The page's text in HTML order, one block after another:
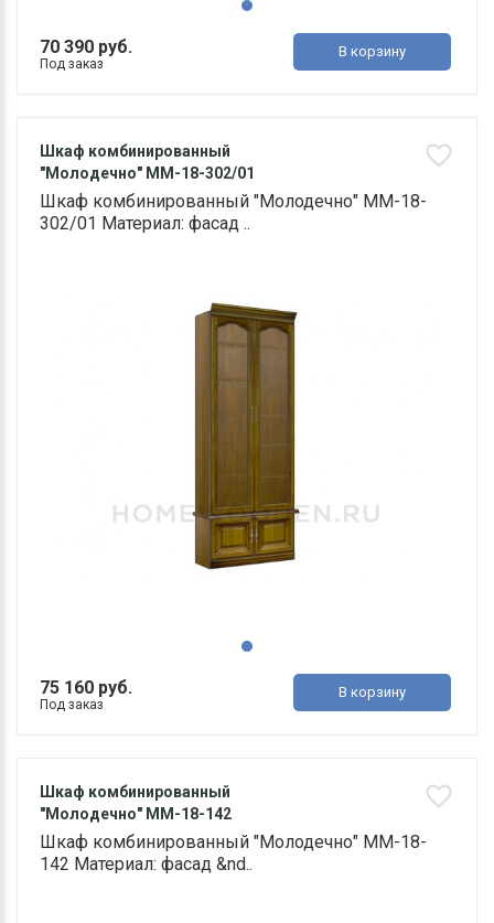
70 390 руб.
Под заказ
В корзину
Шкаф комбинированный
"Молодечно" ММ-18-302/01
Шкаф комбинированный "Молодечно" ММ-18-
302/01 Материал: фасад ..
75 160 руб.
Под заказ
В корзину
Шкаф комбинированный
"Молодечно" ММ-18-142
Шкаф комбинированный "Молодечно" ММ-18-
142 Материал: фасад &nd..